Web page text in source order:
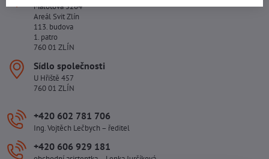
Malotova 5264
Areál Svit Zlín
113. budova
1. patro
760 01 ZLÍN
Sídlo společnosti
U Hřiště 457
760 01 ZLÍN
+420 602 781 706
Ing. Vojtěch Lečbych – ředitel
+420 606 929 181